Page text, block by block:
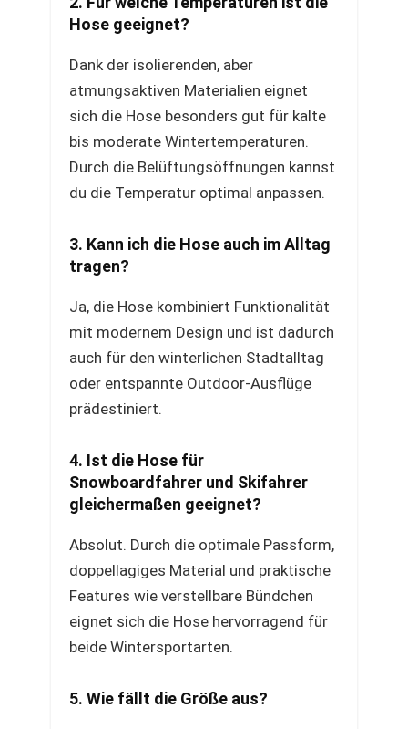
Hose geeignet?
Dank der isolierenden, aber
atmungsaktiven Materialien eignet
sich die Hose besonders gut für kalte
bis moderate Wintertemperaturen.
Durch die Belüftungsöffnungen kannst
du die Temperatur optimal anpassen.
3. Kann ich die Hose auch im Alltag
tragen?
Ja, die Hose kombiniert Funktionalität
mit modernem Design und ist dadurch
auch für den winterlichen Stadtalltag
oder entspannte Outdoor-Ausflüge
prädestiniert.
4. Ist die Hose für
Snowboardfahrer und Skifahrer
gleichermaßen geeignet?
Absolut. Durch die optimale Passform,
doppellagiges Material und praktische
Features wie verstellbare Bündchen
eignet sich die Hose hervorragend für
beide Wintersportarten.
5. Wie fällt die Größe aus?